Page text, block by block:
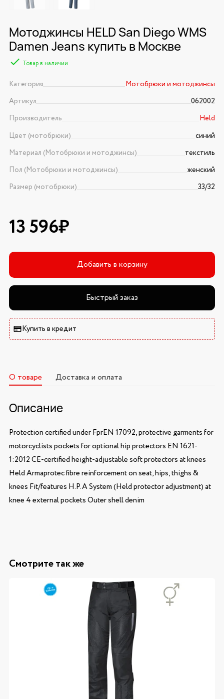
Мотоджинсы HELD San Diego WMS
Damen Jeans купить в Москве
Товар в наличии
Категория
Мотобрюки и мотоджинсы
Артикул
062002
Производитель
Held
Цвет (мотобрюки)
синий
Материал (Мотобрюки и мотоджинсы)
текстиль
Пол (Мотобрюки и мотоджинсы)
женский
Размер (мотобрюки)
33/32
13 596₽
Добавить в корзину
Быстрый заказ
Купить в кредит
О товаре Доставка и оплата
Описание
Protection certified under FprEN 17092, protective garments for
motorcyclists pockets for optional hip protectors EN 1621-
1:2012 CE-certified height-adjustable soft protectors at knees
Held Armaprotec fibre reinforcement on seat, hips, thighs &
knees Fit/features H.P.A System (Held protector adjustment) at
knee 4 external pockets Outer shell denim
Смотрите так же